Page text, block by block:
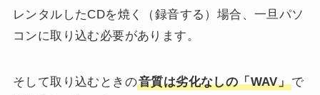
レンタルしたCDを焼く（録音する）場合、一旦パソ
コンに取り込む必要があります。
そして取り込むときの音質は劣化なしの「WAV」で